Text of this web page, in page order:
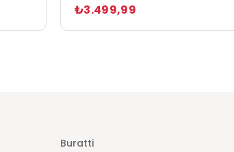
₺3.499,99
Buratti